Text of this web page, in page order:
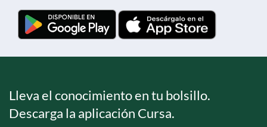
Lleva el conocimiento en tu bolsillo.
Descarga la aplicación Cursa.